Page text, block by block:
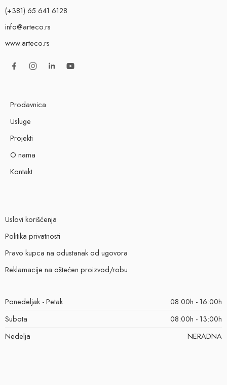
(+381) 65 641 6128
info@arteco.rs
www.arteco.rs
Prodavnica
Usluge
Projekti
O nama
Kontakt
Uslovi korišćenja
Politika privatnosti
Pravo kupca na odustanak od ugovora
Reklamacije na oštećen proizvod/robu
Ponedeljak - Petak
08:00h - 16:00h
Subota
08:00h - 13:00h
Nedelja
NERADNA